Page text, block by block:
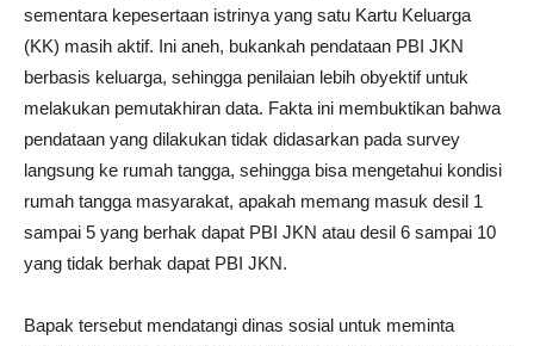
sementara kepesertaan istrinya yang satu Kartu Keluarga
(KK) masih aktif. Ini aneh, bukankah pendataan PBI JKN
berbasis keluarga, sehingga penilaian lebih obyektif untuk
melakukan pemutakhiran data. Fakta ini membuktikan bahwa
pendataan yang dilakukan tidak didasarkan pada survey
langsung ke rumah tangga, sehingga bisa mengetahui kondisi
rumah tangga masyarakat, apakah memang masuk desil 1
sampai 5 yang berhak dapat PBI JKN atau desil 6 sampai 10
yang tidak berhak dapat PBI JKN.
Bapak tersebut mendatangi dinas sosial untuk meminta